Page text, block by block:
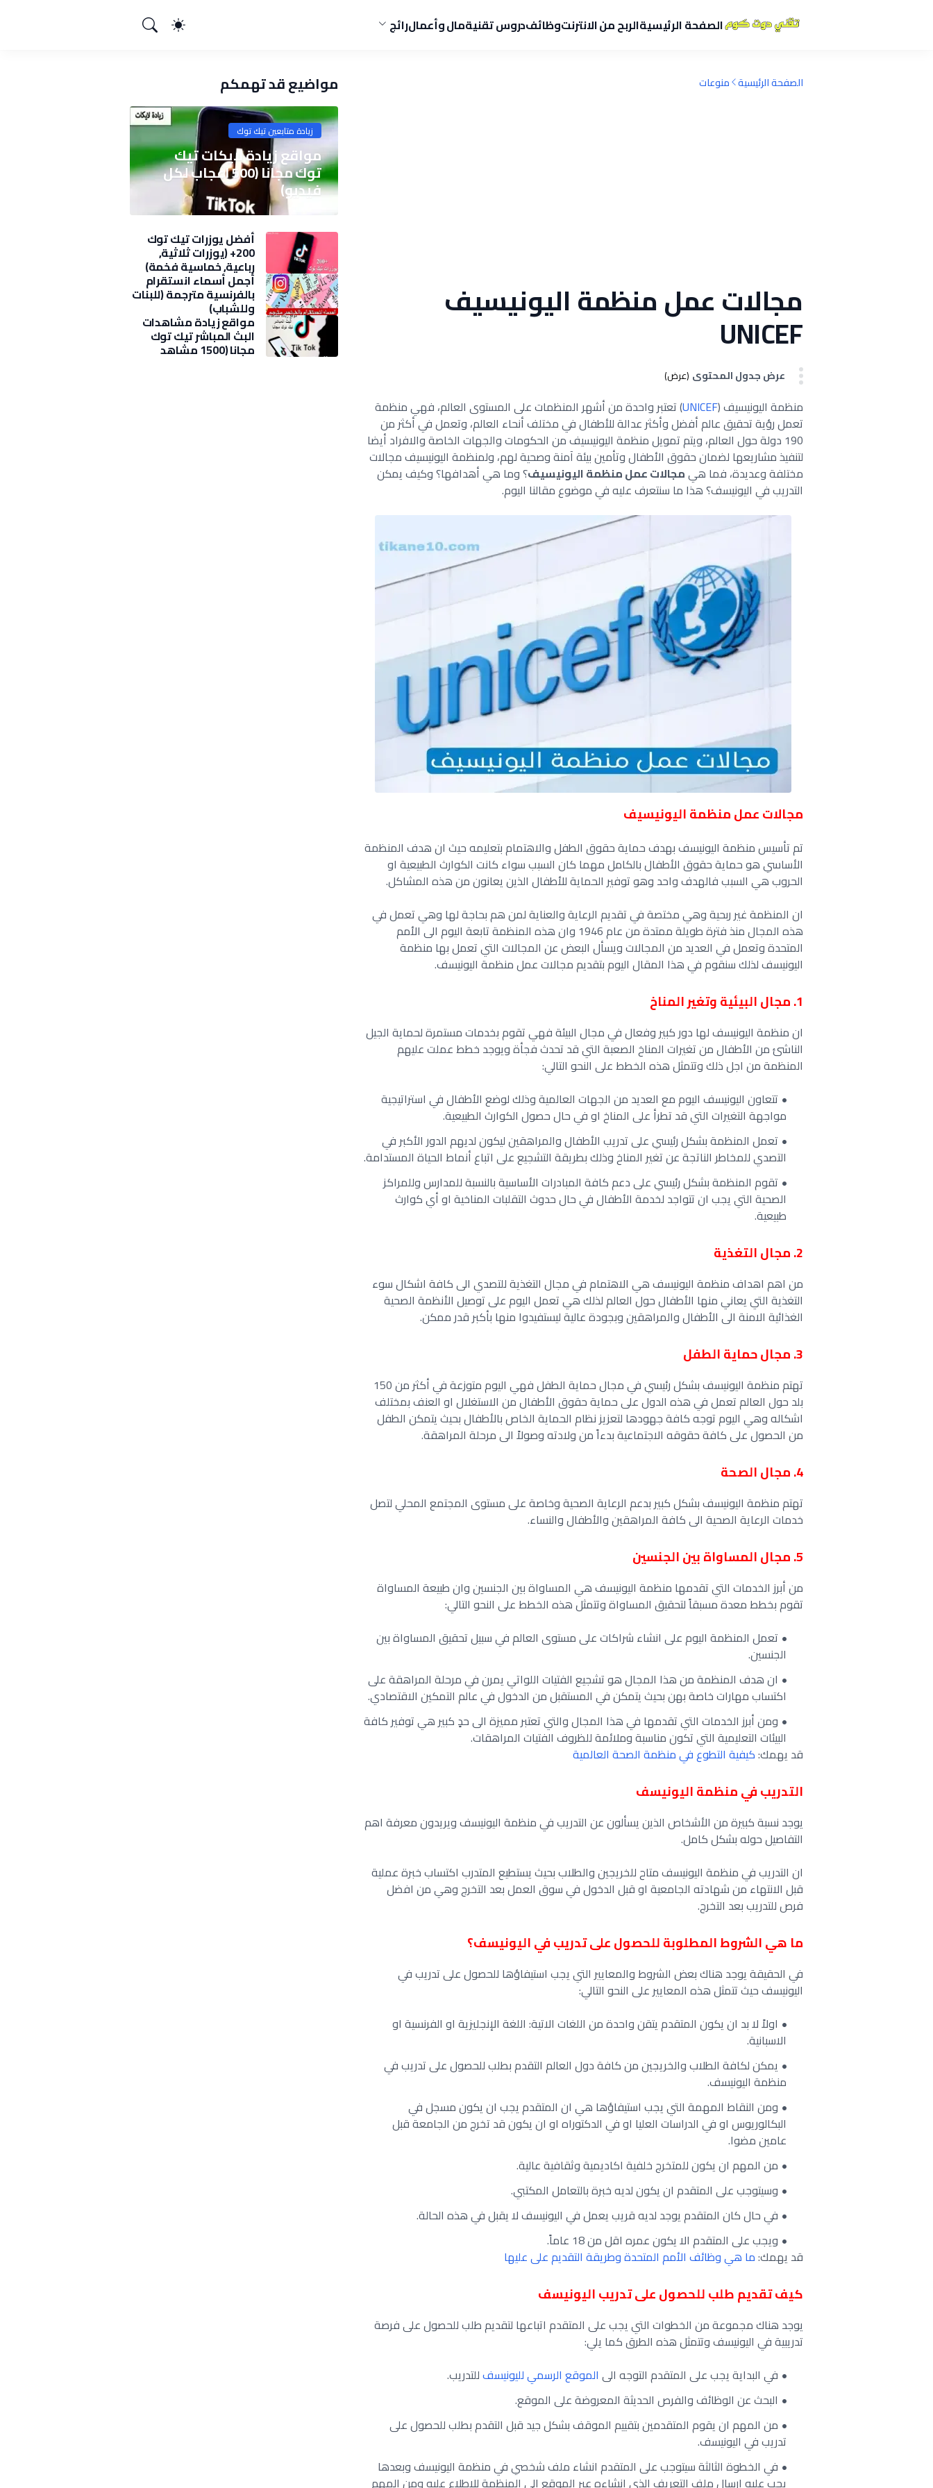
الصفحة الرئيسيةالربح من الانترنتوظائفدروس تقنيةمال وأعمالرائج
الصفحة الرئيسية منوعات
مجالات عمل منظمة اليونيسيف
UNICEF
عرض جدول المحتوى (عرض)
منظمة اليونيسيف (UNICEF) تعتبر واحدة من أشهر المنظمات على المستوى العالم، فهي منظمة
تعمل رؤية تحقيق عالم أفضل وأكثر عدالة للأطفال في مختلف أنحاء العالم، وتعمل في أكثر من
190 دولة حول العالم، ويتم تمويل منظمة اليونيسيف من الحكومات والجهات الخاصة والافراد أيضا
لتنفيذ مشاريعها لضمان حقوق الأطفال وتأمين بيئة آمنة وصحية لهم، ولمنظمة اليونيسيف مجالات
مختلفة وعديدة، فما هيمجالات عمل منظمة اليونيسيف؟ وما هي أهدافها؟ وكيف يمكن
التدريب في اليونيسف؟ هذا ما سنتعرف عليه في موضوع مقالنا اليوم.
مجالات عمل منظمة اليونيسيف
تم تأسيس منظمة اليونيسف بهدف حماية حقوق الطفل والاهتمام بتعليمه حيث ان هدف المنظمة
الأساسي هو حماية حقوق الأطفال بالكامل مهما كان السبب سواء كانت الكوارث الطبيعية او
الحروب هي السبب فالهدف واحد وهو توفير الحماية للأطفال الذين يعانون من هذه المشاكل.
ان المنظمة غير ربحية وهي مختصة في تقديم الرعاية والعناية لمن هم بحاجة لها وهي تعمل في
هذه المجال منذ فترة طويلة ممتدة من عام 1946 وان هذه المنظمة تابعة اليوم الى الأمم
المتحدة وتعمل في العديد من المجالات ويسأل البعض عن المجالات التي تعمل بها منظمة
اليونيسف لذلك سنقوم في هذا المقال اليوم بتقديم مجالات عمل منظمة اليونيسف.
1. مجال البيئية وتغير المناخ
ان منظمة اليونيسف لها دور كبير وفعال في مجال البيئة فهي تقوم بخدمات مستمرة لحماية الجيل
الناشئ من الأطفال من تغيرات المناخ الصعبة التي قد تحدث فجأة ويوجد خطط عملت عليهم
المنظمة من اجل ذلك وتتمثل هذه الخطط على النحو التالي:
تتعاون اليونيسف اليوم مع العديد من الجهات العالمية وذلك لوضع الأطفال في استراتيجية
مواجهة التغيرات التي قد تطرأ على المناخ او في حال حصول الكوارث الطبيعية.
تعمل المنظمة بشكل رئيسي على تدريب الأطفال والمراهقين ليكون لديهم الدور الأكبر في
التصدي للمخاطر الناتجة عن تغير المناخ وذلك بطريقة التشجيع على اتباع أنماط الحياة المستدامة.
تقوم المنظمة بشكل رئيسي على دعم كافة المبادرات الأساسية بالنسبة للمدارس وللمراكز
الصحية التي يجب ان تتواجد لخدمة الأطفال في حال حدوث التقلبات المناخية او أي كوارث
طبيعية.
2. مجال التغذية
من اهم اهداف منظمة اليونيسف هي الاهتمام في مجال التغذية للتصدي الى كافة اشكال سوء
التغذية التي يعاني منها الأطفال حول العالم لذلك هي تعمل اليوم على توصيل الأنظمة الصحية
الغذائية الامنة الى الأطفال والمراهقين وبجودة عالية ليستفيدوا منها بأكبر قدر ممكن.
3. مجال حماية الطفل
تهتم منظمة اليونيسف بشكل رئيسي في مجال حماية الطفل فهي اليوم متوزعة في أكثر من 150
بلد حول العالم تعمل في هذه الدول على حماية حقوق الأطفال من الاستغلال او العنف بمختلف
اشكاله وهي اليوم توجه كافة جهودها لتعزيز نظام الحماية الخاص بالأطفال بحيث يتمكن الطفل
من الحصول على كافة حقوقه الاجتماعية بدءاً من ولادته وصولاً الى مرحلة المراهقة.
4. مجال الصحة
تهتم منظمة اليونيسف بشكل كبير بدعم الرعاية الصحية وخاصة على مستوى المجتمع المحلي لتصل
خدمات الرعاية الصحية الى كافة المراهقين والأطفال والنساء.
5. مجال المساواة بين الجنسين
من أبرز الخدمات التي تقدمها منظمة اليونيسف هي المساواة بين الجنسين وان طبيعة المساواة
تقوم بخطط معدة مسبقاً لتحقيق المساواة وتتمثل هذه الخطط على النحو التالي:
تعمل المنظمة اليوم على انشاء شراكات على مستوى العالم في سبيل تحقيق المساواة بين
الجنسين.
ان هدف المنظمة من هذا المجال هو تشجيع الفتيات اللواتي يمرن في مرحلة المراهقة على
اكتساب مهارات خاصة بهن بحيث يتمكن في المستقبل من الدخول في عالم التمكين الاقتصادي.
ومن أبرز الخدمات التي تقدمها في هذا المجال والتي تعتبر مميزة الى حدٍ كبير هي توفير كافة
البيئات التعليمية التي تكون مناسبة وملائمة للظروف الفتيات المراهقات.
قد يهمك:كيفية التطوع في منظمة الصحة العالمية
التدريب في منظمة اليونيسف
يوجد نسبة كبيرة من الأشخاص الذين يسألون عن التدريب في منظمة اليونيسف ويريدون معرفة اهم
التفاصيل حوله بشكل كامل.
ان التدريب في منظمة اليونيسف متاح للخريجين والطلاب بحيث يستطيع المتدرب اكتساب خبرة عملية
قبل الانتهاء من شهادته الجامعية او قبل الدخول في سوق العمل بعد التخرج وهي من افضل
فرص للتدريب بعد التخرج.
ما هي الشروط المطلوبة للحصول على تدريب في اليونيسف؟
في الحقيقة يوجد هناك بعض الشروط والمعايير التي يجب استيفاؤها للحصول على تدريب في
اليونيسف حيث تتمثل هذه المعايير على النحو التالي:
اولاً لا بد ان يكون المتقدم يتقن واحدة من اللغات الاتية: اللغة الإنجليزية او الفرنسية او
الاسبانية.
يمكن لكافة الطلاب والخريجين من كافة دول العالم التقدم بطلب للحصول على تدريب في
منظمة اليونيسف.
ومن النقاط المهمة التي يجب استيفاؤها هي ان المتقدم يجب ان يكون مسجل في
البكالوريوس او في الدراسات العليا او في الدكتوراه او ان يكون قد تخرج من الجامعة قبل
عامين مضوا.
من المهم ان يكون للمتخرج خلفية اكاديمية وثقافية عالية.
وسيتوجب على المتقدم ان يكون لديه خبرة بالتعامل المكتبي.
في حال كان المتقدم يوجد لديه قريب يعمل في اليونيسف لا يقبل في هذه الحالة.
ويجب على المتقدم الا يكون عمره اقل من 18 عاماً.
قد يهمك:ما هي وظائف الأمم المتحدة وطريقة التقديم على عليها
كيف تقديم طلب للحصول على تدريب اليونيسف
يوجد هناك مجموعة من الخطوات التي يجب على المتقدم اتباعها لتقديم طلب للحصول على فرصة
تدريبية في اليونيسف وتتمثل هذه الطرق كما يلي:
في البداية يجب على المتقدم التوجه الى الموقع الرسمي لليونيسفللتدريب.
البحث عن الوظائف والفرص الحديثة المعروضة على الموقع.
من المهم ان يقوم المتقدمين بتقييم الموقف بشكل جيد قبل التقدم بطلب للحصول على
تدريب في اليونيسف.
في الخطوة الثالثة سيتوجب على المتقدم انشاء ملف شخصي في منظمة اليونيسف وبعدها
يجب عليه ارسال ملف التعريف الذي إنشاءه عبر الموقع الى المنظمة للاطلاع عليه ومن المهم
مواضيع قد تهمكم
زيادة متابعين تيك توك
مواقع زيادة لايكات تيك
توك مجانا (500 اعجاب لكل
فيديو)
أفضل يوزرات تيك توك
200+ (يوزرات ثلاثية,
رباعية, خماسية فخمة)
2025
أجمل أسماء انستقرام
بالفرنسية مترجمة (للبنات
وللشباب)
مواقع زيادة مشاهدات
البث المباشر تيك توك
مجانا (1500 مشاهد